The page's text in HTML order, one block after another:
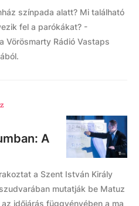
színpada alatt? Mi található
fel a parókákat? -
Vörösmarty Rádió Vastaps
A
a Szent István Király
mutatják be Matuz
időjárás függvényében a ma